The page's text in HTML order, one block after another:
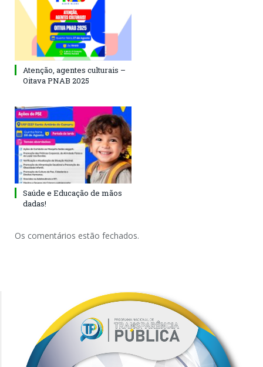
Atenção, agentes culturais –
Oitava PNAB 2025
Saúde e Educação de mãos
dadas!
Os comentários estão fechados.